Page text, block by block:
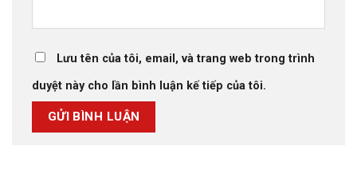
Lưu tên của tôi, email, và trang web trong trình
duyệt này cho lần bình luận kế tiếp của tôi.